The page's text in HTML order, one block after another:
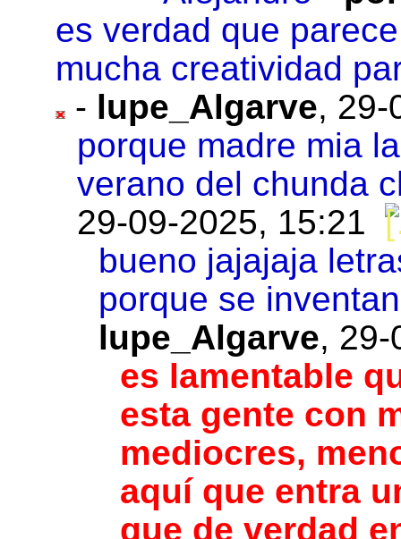
es verdad que
mucha creatividad
- lupe_Algarve, 29-
porque madre mia
verano del chunda
29-09-2025, 15:21
bueno jajajaja
porque se
lupe_Algarve, 29-
es lamentable
esta gente con
mediocres,
aquí que entra
que de verdad